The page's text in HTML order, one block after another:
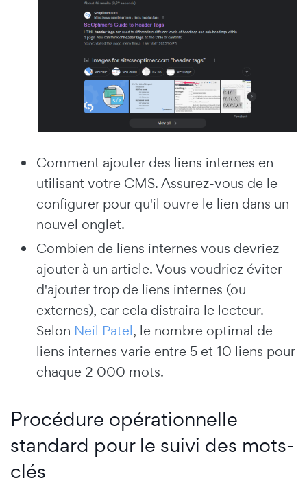
Comment ajouter des liens internes en
utilisant votre CMS. Assurez-vous de le
configurer pour qu'il ouvre le lien dans un
nouvel onglet.
Combien de liens internes vous devriez
ajouter à un article. Vous voudriez éviter
d'ajouter trop de liens internes (ou
externes), car cela distraira le lecteur.
Selon Neil Patel, le nombre optimal de
liens internes varie entre 5 et 10 liens pour
chaque 2 000 mots.
Procédure opérationnelle
standard pour le suivi des mots-
clés